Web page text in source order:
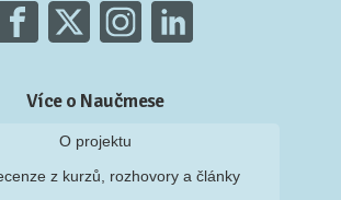
Více o Naučmese
O projektu
z kurzů, rozhovory a články